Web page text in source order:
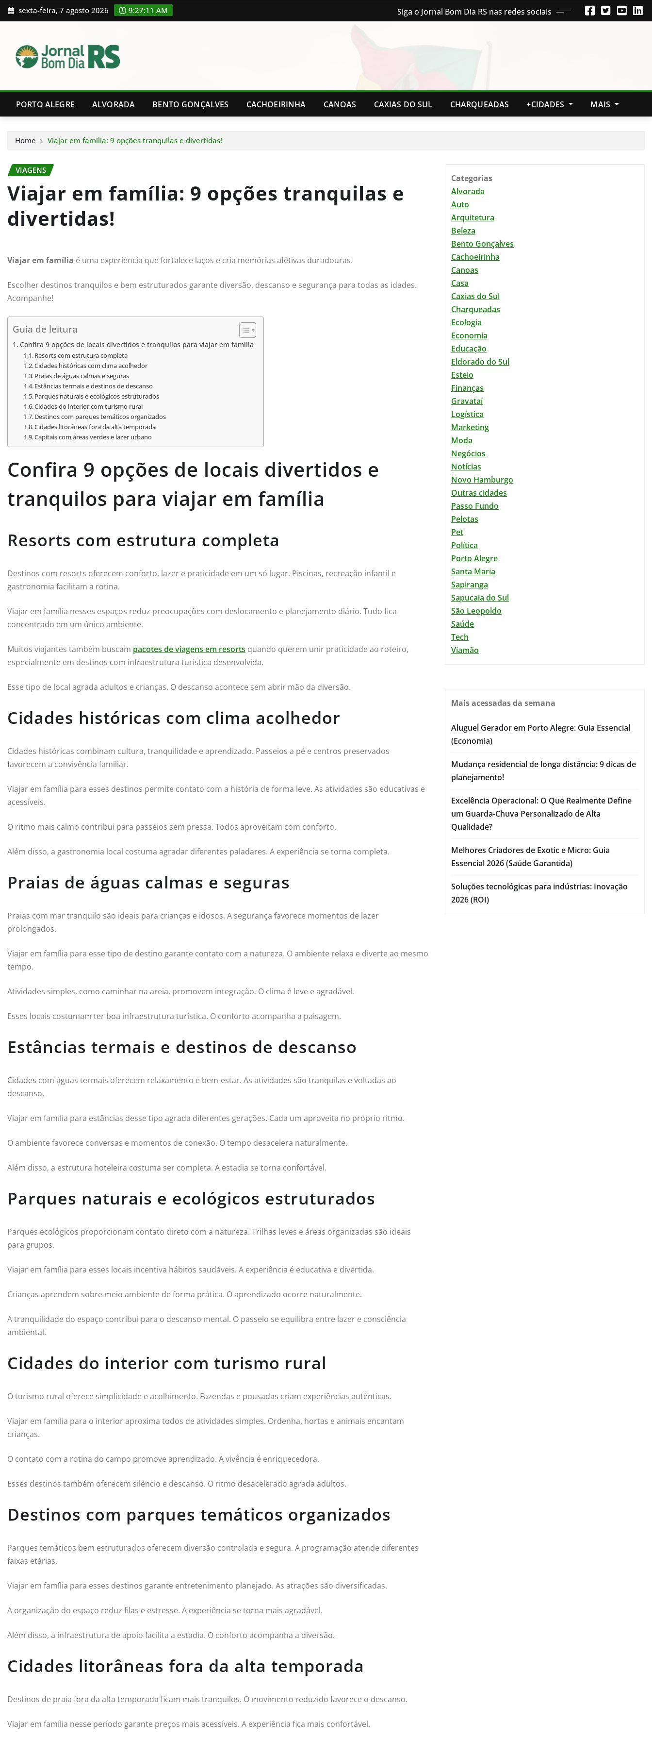
Skip
to
sexta-feira, 7 agosto 2026 9:27:12 AM Siga o Jornal Bom Dia RS nas redes sociais
PORTO ALEGRE ALVORADA BENTO GONÇALVES CACHOEIRINHA CANOAS CAXIAS DO SUL CHARQUEADAS +CIDADES MAIS
Home Viajar em família: 9 opções tranquilas e divertidas!
VIAGENS
Viajar em família: 9 opções tranquilas e
divertidas!
Viajar em família é uma experiência que fortalece laços e cria memórias afetivas duradouras.
Escolher destinos tranquilos e bem estruturados garante diversão, descanso e segurança para todas as idades.
Acompanhe!
Guia de leitura
Confira 9 opções de locais divertidos e tranquilos para viajar em família
Resorts com estrutura completa
Cidades históricas com clima acolhedor
Praias de águas calmas e seguras
Estâncias termais e destinos de descanso
Parques naturais e ecológicos estruturados
Cidades do interior com turismo rural
Destinos com parques temáticos organizados
Cidades litorâneas fora da alta temporada
Capitais com áreas verdes e lazer urbano
Confira 9 opções de locais divertidos e
tranquilos para viajar em família
Resorts com estrutura completa
Destinos com resorts oferecem conforto, lazer e praticidade em um só lugar. Piscinas, recreação infantil e
gastronomia facilitam a rotina.
Viajar em família nesses espaços reduz preocupações com deslocamento e planejamento diário. Tudo fica
concentrado em um único ambiente.
Muitos viajantes também buscam pacotes de viagens em resorts quando querem unir praticidade ao roteiro,
especialmente em destinos com infraestrutura turística desenvolvida.
Esse tipo de local agrada adultos e crianças. O descanso acontece sem abrir mão da diversão.
Cidades históricas com clima acolhedor
Cidades históricas combinam cultura, tranquilidade e aprendizado. Passeios a pé e centros preservados
favorecem a convivência familiar.
Viajar em família para esses destinos permite contato com a história de forma leve. As atividades são educativas e
acessíveis.
O ritmo mais calmo contribui para passeios sem pressa. Todos aproveitam com conforto.
Além disso, a gastronomia local costuma agradar diferentes paladares. A experiência se torna completa.
Praias de águas calmas e seguras
Praias com mar tranquilo são ideais para crianças e idosos. A segurança favorece momentos de lazer
prolongados.
Viajar em família para esse tipo de destino garante contato com a natureza. O ambiente relaxa e diverte ao mesmo
tempo.
Atividades simples, como caminhar na areia, promovem integração. O clima é leve e agradável.
Esses locais costumam ter boa infraestrutura turística. O conforto acompanha a paisagem.
Estâncias termais e destinos de descanso
Cidades com águas termais oferecem relaxamento e bem-estar. As atividades são tranquilas e voltadas ao
descanso.
Viajar em família para estâncias desse tipo agrada diferentes gerações. Cada um aproveita no próprio ritmo.
O ambiente favorece conversas e momentos de conexão. O tempo desacelera naturalmente.
Além disso, a estrutura hoteleira costuma ser completa. A estadia se torna confortável.
Parques naturais e ecológicos estruturados
Parques ecológicos proporcionam contato direto com a natureza. Trilhas leves e áreas organizadas são ideais
para grupos.
Viajar em família para esses locais incentiva hábitos saudáveis. A experiência é educativa e divertida.
Crianças aprendem sobre meio ambiente de forma prática. O aprendizado ocorre naturalmente.
A tranquilidade do espaço contribui para o descanso mental. O passeio se equilibra entre lazer e consciência
ambiental.
Cidades do interior com turismo rural
O turismo rural oferece simplicidade e acolhimento. Fazendas e pousadas criam experiências autênticas.
Viajar em família para o interior aproxima todos de atividades simples. Ordenha, hortas e animais encantam
crianças.
O contato com a rotina do campo promove aprendizado. A vivência é enriquecedora.
Esses destinos também oferecem silêncio e descanso. O ritmo desacelerado agrada adultos.
Destinos com parques temáticos organizados
Parques temáticos bem estruturados oferecem diversão controlada e segura. A programação atende diferentes
faixas etárias.
Viajar em família para esses destinos garante entretenimento planejado. As atrações são diversificadas.
A organização do espaço reduz filas e estresse. A experiência se torna mais agradável.
Além disso, a infraestrutura de apoio facilita a estadia. O conforto acompanha a diversão.
Cidades litorâneas fora da alta temporada
Destinos de praia fora da alta temporada ficam mais tranquilos. O movimento reduzido favorece o descanso.
Viajar em família nesse período garante preços mais acessíveis. A experiência fica mais confortável.
Categorias
Alvorada
Auto
Arquitetura
Beleza
Bento Gonçalves
Cachoeirinha
Canoas
Casa
Caxias do Sul
Charqueadas
Ecologia
Economia
Educação
Eldorado do Sul
Esteio
Finanças
Gravataí
Logística
Marketing
Moda
Negócios
Notícias
Novo Hamburgo
Outras cidades
Passo Fundo
Pelotas
Pet
Política
Porto Alegre
Santa Maria
Sapiranga
Sapucaia do Sul
São Leopoldo
Saúde
Tech
Viamão
Mais acessadas da semana
Aluguel Gerador em Porto Alegre: Guia Essencial
(Economia)
Mudança residencial de longa distância: 9 dicas de
planejamento!
Excelência Operacional: O Que Realmente Define
um Guarda-Chuva Personalizado de Alta
Qualidade?
Melhores Criadores de Exotic e Micro: Guia
Essencial 2026 (Saúde Garantida)
Soluções tecnológicas para indústrias: Inovação
2026 (ROI)